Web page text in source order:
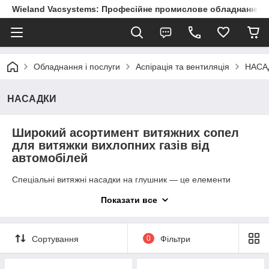
Wieland Vacsystems: Професійне промислове обладнання
Обладнання і послуги Аспірація та вентиляція
НАСАДКИ
Широкий асортимент витяжних сопел
для витяжки вихлопних газів від
автомобілей
Спеціальні витяжні насадки на глушник — це елементи
автомобіля для безпечного відведення небезпечних газів (у
забруднення повітря всередині.
Типи витяжних насадок
Показати все
Сортування 0 Фільтри